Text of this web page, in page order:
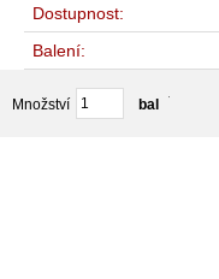
Dostupnost:
Balení:
Množství balení
bal